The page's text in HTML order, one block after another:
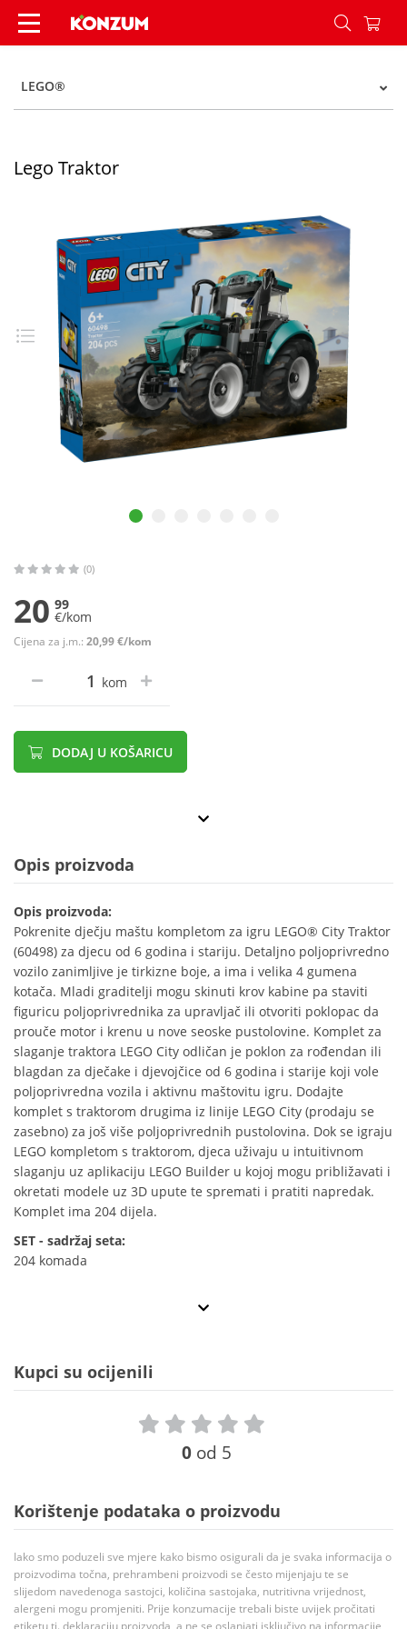
Lego Traktor - Konzum
LEGO®
Lego Traktor
(0)
20 99
€/kom
Cijena za j.m.: 20,99 €/kom
kom
DODAJ U KOŠARICU
Opis proizvoda
Opis proizvoda:
Pokrenite dječju maštu kompletom za igru LEGO® City Traktor
(60498) za djecu od 6 godina i stariju. Detaljno poljoprivredno
vozilo zanimljive je tirkizne boje, a ima i velika 4 gumena
kotača. Mladi graditelji mogu skinuti krov kabine pa staviti
figuricu poljoprivrednika za upravljač ili otvoriti poklopac da
prouče motor i krenu u nove seoske pustolovine. Komplet za
slaganje traktora LEGO City odličan je poklon za rođendan ili
blagdan za dječake i djevojčice od 6 godina i starije koji vole
poljoprivredna vozila i aktivnu maštovitu igru. Dodajte
komplet s traktorom drugima iz linije LEGO City (prodaju se
zasebno) za još više poljoprivrednih pustolovina. Dok se igraju
LEGO kompletom s traktorom, djeca uživaju u intuitivnom
slaganju uz aplikaciju LEGO Builder u kojoj mogu približavati i
okretati modele uz 3D upute te spremati i pratiti napredak.
Komplet ima 204 dijela.
SET - sadržaj seta:
204 komada
Kupci su ocijenili
0 od 5
Korištenje podataka o proizvodu
Iako smo poduzeli sve mjere kako bismo osigurali da je svaka informacija o
proizvodima točna, prehrambeni proizvodi se često mijenjaju te se
slijedom navedenoga sastojci, količina sastojaka, nutritivna vrijednost,
alergeni mogu promjeniti. Prije konzumacije trebali biste uvijek pročitati